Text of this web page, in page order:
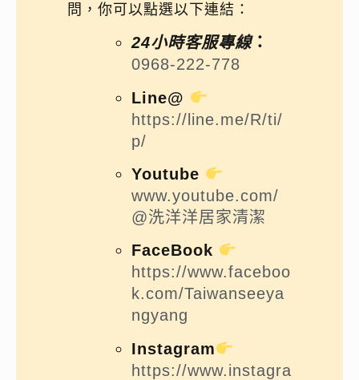
問，你可以點選以下連結：
24小時客服專線：
0968-222-778
Line@
https://line.me/R/ti/
p/
Youtube
www.youtube.com/
@洗洋洋居家清潔
FaceBook
https://www.faceboo
k.com/Taiwanseeya
ngyang
Instagram
https://www.instagra